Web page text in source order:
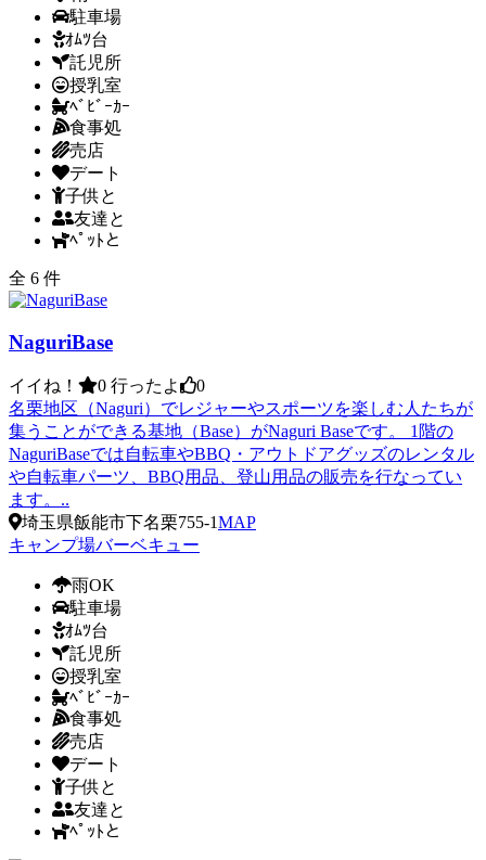
駐車場
ｵﾑﾂ台
託児所
授乳室
ﾍﾞﾋﾞｰｶｰ
食事処
売店
デート
子供と
友達と
ﾍﾟｯﾄと
全 6 件
NaguriBase
イイね！ 0 行ったよ
0
名栗地区（Naguri）でレジャーやスポーツを楽しむ人たちが
集うことができる基地（Base）がNaguri Baseです。 1階の
NaguriBaseでは自転車やBBQ・アウトドアグッズのレンタル
や自転車パーツ、BBQ用品、登山用品の販売を行なってい
ます。..
埼玉県飯能市下名栗755-1MAP
キャンプ場バーベキュー
雨OK
駐車場
ｵﾑﾂ台
託児所
授乳室
ﾍﾞﾋﾞｰｶｰ
食事処
売店
デート
子供と
友達と
ﾍﾟｯﾄと